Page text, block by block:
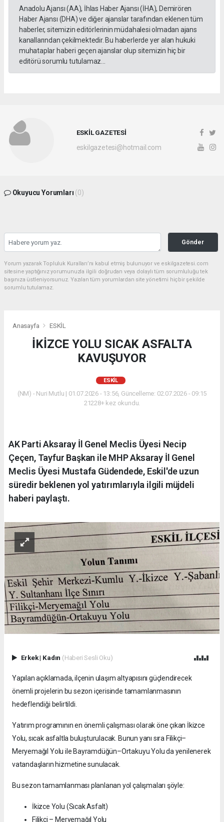
Anadolu Ajansı (AA), İhlas Haber Ajansı (İHA), Demirören
Haber Ajansı (DHA) ve diğer ajanslar tarafından eklenen tüm
haberler, sitemizin editörlerinin müdahalesi olmadan ajans
kanallarından çekilmektedir. Bu haberlerde yer alan hukuki
muhataplar haberi geçen ajanslar olup sitemizin hiç bir
editörü sorumlu tutulamaz...
ESKİL GAZETESİ
eskilgazetesi@hotmail.com
Okuyucu Yorumları (0)
Gönder
Yorum yazarak Topluluk Kuralları’nı kabul etmiş bulunuyor ve eskilgazetesi.com
sitesine yaptığınız yorumunuzla ilgili doğrudan veya dolaylı tüm sorumluluğu tek
başınıza üstleniyorsunuz. Yazılan tüm yorumlardan site yönetimi hiçbir şekilde
sorumlu tutulamaz.
Anasayfa ESKİL
İKİZCE YOLU SICAK ASFALTA
KAVUŞUYOR
ESKİL
(NM) - Nuri Mutlu | 01.07.2026 - 13:56, Güncelleme: 02.07.2026 - 09:15
21228+ kez okundu.
AK Parti Aksaray İl Genel Meclis Üyesi Necip
Çeçen, Tayfur Başkan ile MHP Aksaray İl Genel
Meclis Üyesi Mustafa Güdendede, Eskil'de uzun
süredir beklenen yol yatırımlarıyla ilgili müjdeli
haberi paylaştı.
Erkek| Kadın (Haberi Sesli Oku)
Yapılan açıklamada, ilçenin ulaşım altyapısını güçlendirecek
önemli projelerin bu sezon içerisinde tamamlanmasının
hedeflendiği belirtildi.
Yatırım programının en önemli çalışması olarak öne çıkan İkizce
Yolu, sıcak asfaltla buluşturulacak. Bunun yanı sıra Filikçi–
Meryemağıl Yolu ile Bayramdüğün–Ortakuyu Yolu da yenilenerek
vatandaşların hizmetine sunulacak.
Bu sezon tamamlanması planlanan yol çalışmaları şöyle:
İkizce Yolu (Sıcak Asfalt)
Filikçi – Meryemağıl Yolu